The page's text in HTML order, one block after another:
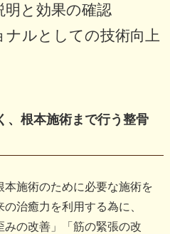
と効果の確認
ルとしての技術向上
、根本施術まで行う整骨
本施術のために必要な施術を
治癒力を利用する為に、
みの改善」「筋の緊張の改